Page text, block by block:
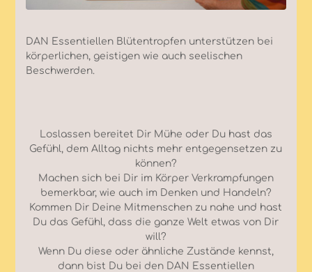
DAN Essentiellen Blütentropfen unterstützen bei
körperlichen, geistigen wie auch seelischen
Beschwerden.
Loslassen bereitet Dir Mühe oder Du hast das
Gefühl, dem Alltag nichts mehr entgegensetzen zu
können?
Machen sich bei Dir im Körper Verkrampfungen
bemerkbar, wie auch im Denken und Handeln?
Kommen Dir Deine Mitmenschen zu nahe und hast
Du das Gefühl, dass die ganze Welt etwas von Dir
will?
Wenn Du diese oder ähnliche Zustände kennst,
dann bist Du bei den DAN Essentiellen